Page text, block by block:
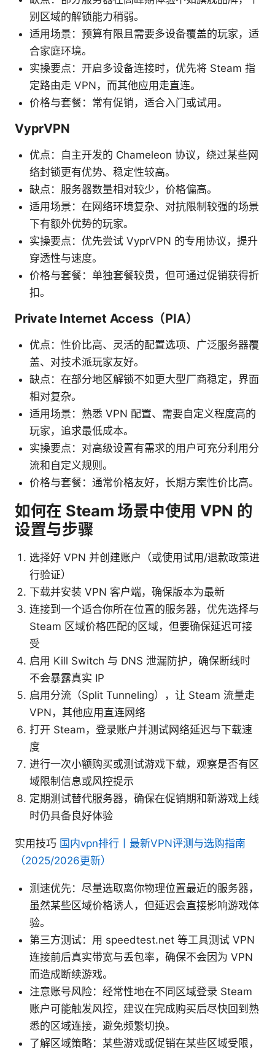
别区域的解锁能力稍弱。
适用场景：预算有限且需要多设备覆盖的玩家，适
合家庭环境。
实操要点：开启多设备连接时，优先将 Steam 指
定路由走 VPN，而其他应用走直连。
价格与套餐：常有促销，适合入门或试用。
VyprVPN
优点：自主开发的 Chameleon 协议，绕过某些网
络封锁更有优势、稳定性较高。
缺点：服务器数量相对较少，价格偏高。
适用场景：在网络环境复杂、对抗限制较强的场景
下有额外优势的玩家。
实操要点：优先尝试 VyprVPN 的专用协议，提升
穿透性与速度。
价格与套餐：单独套餐较贵，但可通过促销获得折
扣。
Private Internet Access（PIA）
优点：性价比高、灵活的配置选项、广泛服务器覆
盖、对技术派玩家友好。
缺点：在部分地区解锁不如更大型厂商稳定，界面
相对复杂。
适用场景：熟悉 VPN 配置、需要自定义程度高的
玩家，追求最低成本。
实操要点：对高级设置有需求的用户可充分利用分
流和自定义规则。
价格与套餐：通常价格友好，长期方案性价比高。
如何在 Steam 场景中使用 VPN 的
设置与步骤
选择好 VPN 并创建账户（或使用试用/退款政策进
行验证）
下载并安装 VPN 客户端，确保版本为最新
连接到一个适合你所在位置的服务器，优先选择与
Steam 区域价格匹配的区域，但要确保延迟可接
受
启用 Kill Switch 与 DNS 泄漏防护，确保断线时
不会暴露真实 IP
启用分流（Split Tunneling），让 Steam 流量走
VPN，其他应用直连网络
打开 Steam，登录账户并测试网络延迟与下载速
度
进行一次小额购买或测试游戏下载，观察是否有区
域限制信息或风控提示
定期测试替代服务器，确保在促销期和新游戏上线
时仍具备良好体验
实用技巧 国内vpn排行丨最新VPN评测与选购指南
（2025/2026更新）
测速优先：尽量选取离你物理位置最近的服务器，
虽然某些区域价格诱人，但延迟会直接影响游戏体
验。
第三方测试：用 speedtest.net 等工具测试 VPN
连接前后真实带宽与丢包率，确保不会因为 VPN
而造成断续游戏。
注意账号风险：经常性地在不同区域登录 Steam
账户可能触发风控，建议在完成购买后尽快回到熟
悉的区域连接，避免频繁切换。
了解区域策略：某些游戏或促销在某些区域受限，